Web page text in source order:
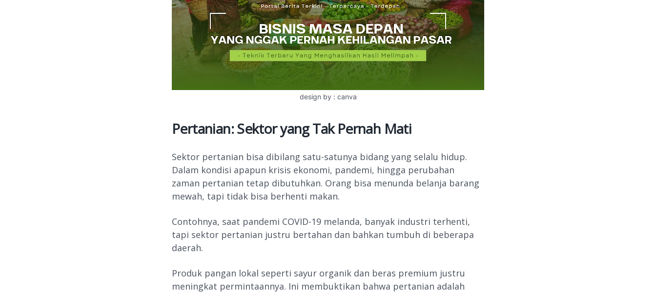
design by : canva
Pertanian: Sektor yang Tak Pernah Mati
Sektor pertanian bisa dibilang satu-satunya bidang yang selalu hidup.
Dalam kondisi apapun krisis ekonomi, pandemi, hingga perubahan
zaman pertanian tetap dibutuhkan. Orang bisa menunda belanja barang
mewah, tapi tidak bisa berhenti makan.
Contohnya, saat pandemi COVID-19 melanda, banyak industri terhenti,
tapi sektor pertanian justru bertahan dan bahkan tumbuh di beberapa
daerah.
Produk pangan lokal seperti sayur organik dan beras premium justru
meningkat permintaannya. Ini membuktikan bahwa pertanian adalah